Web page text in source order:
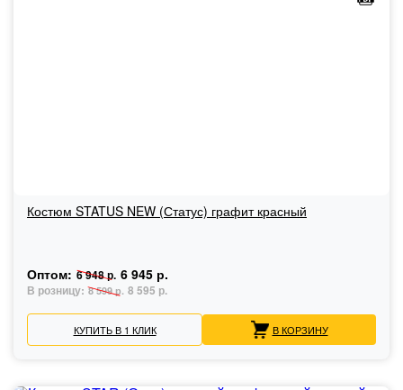
Костюм STATUS NEW (Статус) графит красный
Оптом: 6 948 р. 6 945 р.
В розницу: 8 599 р. 8 595 р.
КУПИТЬ В 1 КЛИК В КОРЗИНУ